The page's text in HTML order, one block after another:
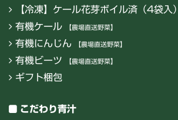
【冷凍】ケール花芽ボイル済（4袋入）
有機ケール
【農場直送野菜】
有機にんじん 【農場直送野菜】
有機ビーツ 【農場直送野菜】
ギフト梱包
こだわり青汁